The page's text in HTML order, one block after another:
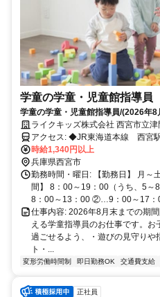
学童の学童・児童館指導員
学童の学童・児童館指導員/(2026年
大募集!1日4h～OK！シフト制だか
ライクキッズ株式会社 西宮市立
アクセス: ◆JR東海道本線 西宮駅 徒歩13分 ◆阪急電鉄 今津駅
徒歩10分
時給1,340円以上
兵庫県西宮市
勤務時間・曜日: 【勤務日】 月～
間】 8：00～19：00（うち、5
8：00～13：00 ②…9：00～17：
仕事内容: 2026年8月末までの期
える学童指導員のお仕事です。
過ごせるよう、・遊びの見守りや
ト・...
変形労働時間制 即日勤務OK 交通費支給
正社員